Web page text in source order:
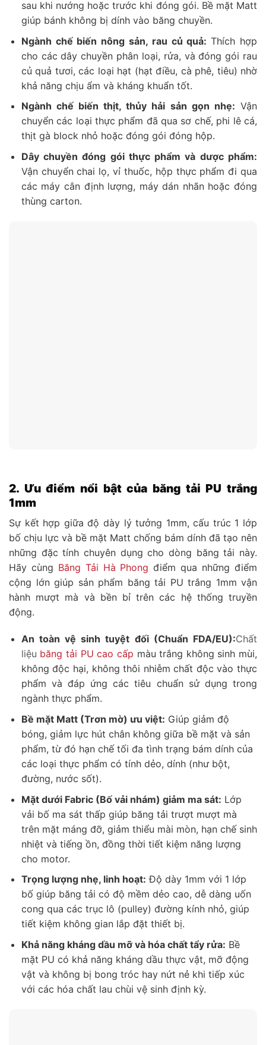
sau khi nướng hoặc trước khi đóng gói. Bề mặt Matt
giúp bánh không bị dính vào băng chuyền.
Ngành chế biến nông sản, rau củ quả:Thích hợp
cho các dây chuyền phân loại, rửa, và đóng gói rau
củ quả tươi, các loại hạt (hạt điều, cà phê, tiêu) nhờ
khả năng chịu ẩm và kháng khuẩn tốt.
Ngành chế biến thịt, thủy hải sản gọn nhẹ: Vận
chuyển các loại thực phẩm đã qua sơ chế, phi lê cá,
thịt gà block nhỏ hoặc đóng gói đóng hộp.
Dây chuyền đóng gói thực phẩm và dược phẩm:
Vận chuyển chai lọ, vỉ thuốc, hộp thực phẩm đi qua
các máy cân định lượng, máy dán nhãn hoặc đóng
thùng carton.
2. Ưu điểm nổi bật của băng tải PU trắng
1mm
Sự kết hợp giữa độ dày lý tưởng 1mm, cấu trúc 1 lớp
bố chịu lực và bề mặt Matt chống bám dính đã tạo nên
những đặc tính chuyên dụng cho dòng băng tải này.
Hãy cùng Băng Tải Hà Phong điểm qua những điểm
cộng lớn giúp sản phẩm băng tải PU trắng 1mm vận
hành mượt mà và bền bỉ trên các hệ thống truyền
động.
An toàn vệ sinh tuyệt đối (Chuẩn FDA/EU):Chất
liệu băng tải PU cao cấp màu trắng không sinh mùi,
không độc hại, không thôi nhiễm chất độc vào thực
phẩm và đáp ứng các tiêu chuẩn sử dụng trong
ngành thực phẩm.
Bề mặt Matt (Trơn mờ) ưu việt: Giúp giảm độ
bóng, giảm lực hút chân không giữa bề mặt và sản
phẩm, từ đó hạn chế tối đa tình trạng bám dính của
các loại thực phẩm có tính dẻo, dính (như bột,
đường, nước sốt).
Mặt dưới Fabric (Bố vải nhám) giảm ma sát: Lớp
vải bố ma sát thấp giúp băng tải trượt mượt mà
trên mặt máng đỡ, giảm thiểu mài mòn, hạn chế sinh
nhiệt và tiếng ồn, đồng thời tiết kiệm năng lượng
cho motor.
Trọng lượng nhẹ, linh hoạt: Độ dày 1mm với 1 lớp
bố giúp băng tải có độ mềm dẻo cao, dễ dàng uốn
cong qua các trục lô (pulley) đường kính nhỏ, giúp
tiết kiệm không gian lắp đặt thiết bị.
Khả năng kháng dầu mỡ và hóa chất tẩy rửa: Bề
mặt PU có khả năng kháng dầu thực vật, mỡ động
vật và không bị bong tróc hay nứt nẻ khi tiếp xúc
với các hóa chất lau chùi vệ sinh định kỳ.